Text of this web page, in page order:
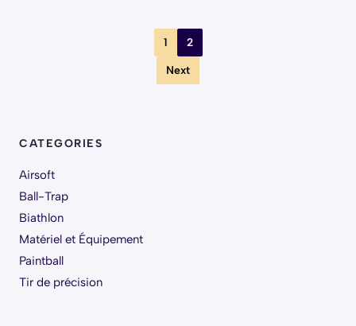
1 2
Next
CATEGORIES
Airsoft
Ball-Trap
Biathlon
Matériel et Équipement
Paintball
Tir de précision